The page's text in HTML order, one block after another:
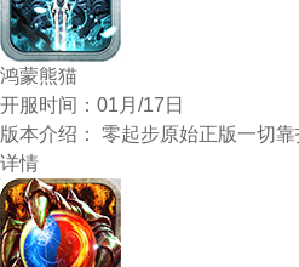
鸿蒙熊猫
开服时间： 01月/17日
版本介绍：
零起步原始正版一切
详情